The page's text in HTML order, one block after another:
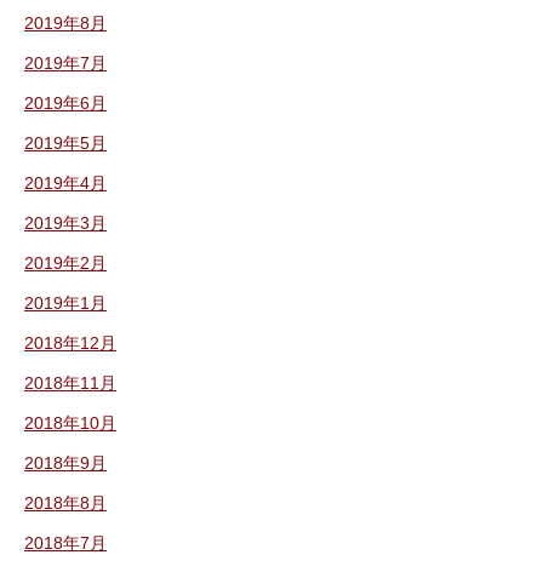
2019年8月
2019年7月
2019年6月
2019年5月
2019年4月
2019年3月
2019年2月
2019年1月
2018年12月
2018年11月
2018年10月
2018年9月
2018年8月
2018年7月